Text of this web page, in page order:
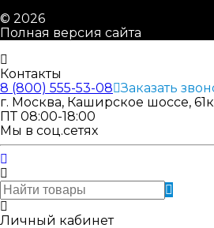
© 2026
Полная версия сайта
Контакты
8 (800) 555-53-08 Заказать
г. Москва, Каширское шоссе,
ПТ 08:00-18:00
Мы в соц.сетях
Личный кабинет